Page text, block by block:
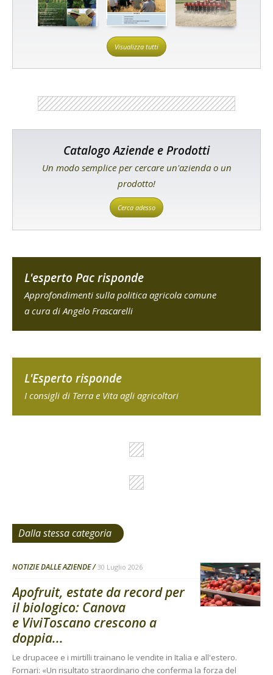
Visualizza tutti
Catalogo Aziende e Prodotti
Un modo semplice per cercare un'azienda o un
prodotto!
Cerca adesso
L'esperto Pac risponde
Approfondimenti sulla politica agricola comune
a cura di Angelo Frascarelli
L'Esperto risponde
I consigli di Terra e Vita agli agricoltori
Dalla stessa categoria
NOTIZIE DALLE AZIENDE 30 Luglio 2026
Apofruit, estate da record per
il biologico: Canova
e ViviToscano crescono a
doppia...
Le drupacee e i mirtilli trainano le vendite in Italia e all'estero.
Fornari: «Un risultato straordinario che conferma la forza del